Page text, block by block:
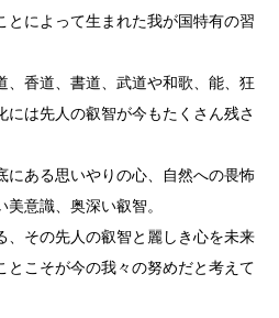
とによって生まれた我が国特有の習
、香道、書道、武道や和歌、能、狂
には先人の叡智が今もたくさん残さ
にある思いやりの心、自然への畏怖
意識、奥深い叡智。
、その先人の叡智と麗しき心を未来
とこそが今の我々の努めだと考えて